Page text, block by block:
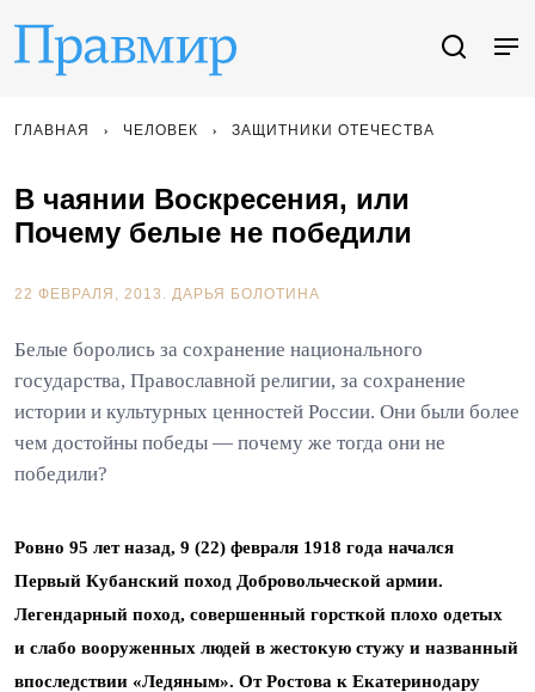
ГЛАВНАЯ ЧЕЛОВЕК ЗАЩИТНИКИ ОТЕЧЕСТВА
В чаянии Воскресения, или
Почему белые не победили
22 ФЕВРАЛЯ, 2013. ДАРЬЯ БОЛОТИНА
Белые боролись за сохранение национального
государства, Православной религии, за сохранение
истории и культурных ценностей России. Они были более
чем достойны победы — почему же тогда они не
победили?
Ровно 95 лет назад, 9 (22) февраля 1918 года начался
Первый Кубанский поход Добровольческой армии.
Легендарный поход, совершенный горсткой плохо одетых
и слабо вооруженных людей в жестокую стужу и названный
впоследствии «Ледяным». От Ростова к Екатеринодару